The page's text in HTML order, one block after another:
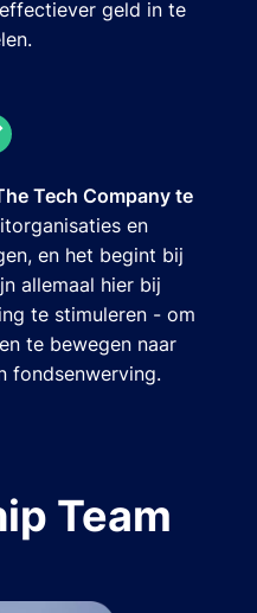
geld in te
Tech Company te
en
en het begint bij
allemaal hier bij
te stimuleren - om
te bewegen naar
fondsenwerving.
Team